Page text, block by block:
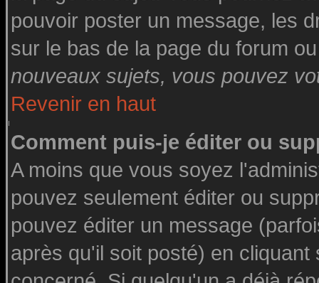
pouvoir poster un message, les
sur le bas de la page du forum
nouveaux sujets, vous pouvez
Revenir en haut
Comment puis-je éditer ou
A moins que vous soyez
pouvez seulement éditer ou
pouvez éditer un message
après qu'il soit posté) en